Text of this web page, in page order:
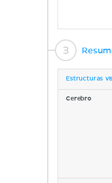
Estructuras
Cerebro